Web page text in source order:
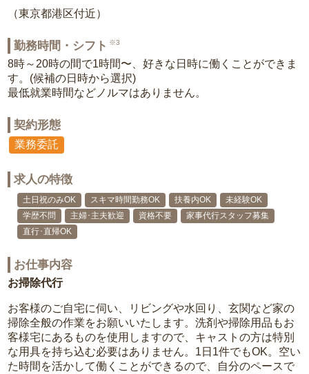
（東京都港区付近）
勤務時間・シフト ※3
8時～20時の間で1時間〜、好きな日時に働くことができま
す。(候補の日時から選択)
最低就業時間などノルマはありません。
契約形態
業務委託
求人の特徴
土日祝のみOK スキマ時間勤務OK 扶養内OK
未経験OK
学歴不問
主婦･主夫歓迎 資格不要
家事代行スタッフ募集
直行･直帰OK
お仕事内容
お掃除代行
お客様のご自宅に伺い、リビングや水回り、玄関など家の
掃除全般の作業をお願いいたします。洗剤や掃除用品もお
客様宅にあるものを使用しますので、キャストの方は特別
な用具を持ち込む必要はありません。1日1件でもOK。空い
た時間を活かして働くことができるので、自分のペースで